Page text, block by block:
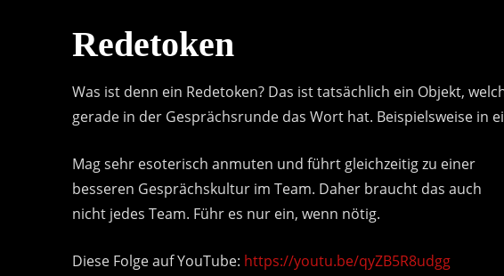
Redetoken
Was ist denn ein Redetoken? Das ist tatsächlich ein Objekt,
gerade in der Gesprächsrunde das Wort hat. Beispielsweise in
Mag sehr esoterisch anmuten und führt gleichzeitig zu einer
besseren Gesprächskultur im Team. Daher braucht das auch
nicht jedes Team. Führ es nur ein, wenn nötig.
Diese Folge auf YouTube: https://youtu.be/qyZB5R8udgg